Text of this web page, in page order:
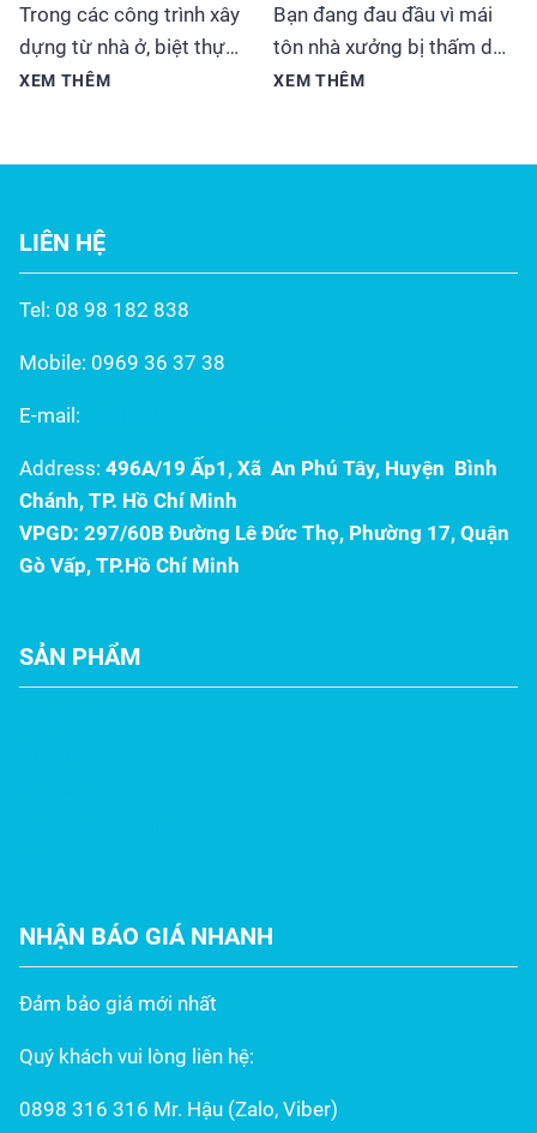
Chính Hãng
Trong các công trình xây
dựng từ nhà ở, biệt thự
đến nhà máy, khu công
Trong đó, máng xối Inox
304 từ Inox Tấn Thành nổi
bật như một lựa chọn tối
XEM THÊM
304/316/201 CHUẨN
QUATEST – THI CÔNG
TRỌN GÓI
Bạn đang đau đầu vì mái
tôn nhà xưởng bị thấm dột
mỗi mùa mưa? Bạn mệt
chất lượng làm hỏng kết
XEM THÊM
LIÊN HỆ
Tel: 08 98 182 838
Mobile: 0969 36 37 38
E-mail:
Address: 496A/19 Ấp1, Xã An Phú Tây, Huyện Bình
Chánh, TP. Hồ Chí Minh
VPGD: 297/60B Đường Lê Đức Thọ, Phường 17, Quận
Gò Vấp, TP.Hồ Chí Minh
SẢN PHẨM
NHẬN BÁO GIÁ NHANH
Đảm bảo giá mới nhất
Quý khách vui lòng liên hệ:
0898 316 316 Mr. Hậu (Zalo, Viber)